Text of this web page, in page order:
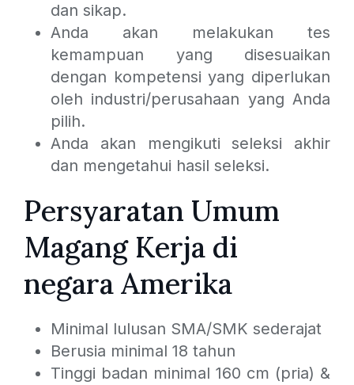
dan sikap.
Anda akan melakukan tes
kemampuan yang disesuaikan
dengan kompetensi yang diperlukan
oleh industri/perusahaan yang Anda
pilih.
Anda akan mengikuti seleksi akhir
dan mengetahui hasil seleksi.
Persyaratan Umum
Magang Kerja di
negara Amerika
Minimal lulusan SMA/SMK sederajat
Berusia minimal 18 tahun
Tinggi badan minimal 160 cm (pria) &